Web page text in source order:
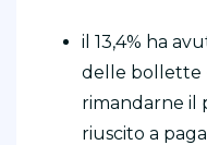
il 13,4% ha
delle bollette
rimandarne il
riuscito a